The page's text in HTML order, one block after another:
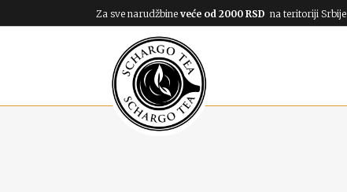
Za sve narudžbine veće od 2000 RSD na teritoriji Srbije